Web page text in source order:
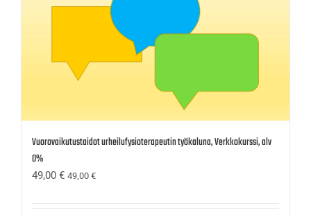
Vuorovaikutustaidot urheilufysioterapeutin työkaluna, Verkkokurssi, alv
0%
49,00 € 49,00 €